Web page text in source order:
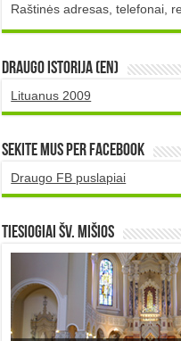
Raštinės adresas, telefonai,
DRAUGO istorija (EN)
Lituanus 2009
Sekite mus per Facebook
Draugo FB puslapiai
TIESIOGIAI šv. MIŠIOS